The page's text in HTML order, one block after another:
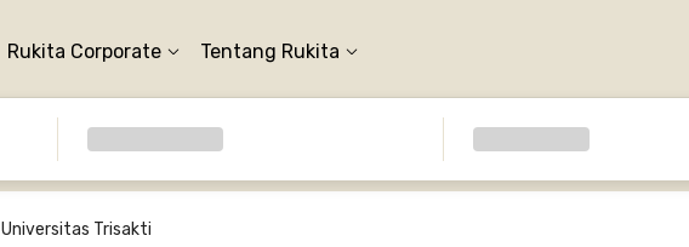
Rukita Corporate Tentang Rukita
Universitas Trisakti